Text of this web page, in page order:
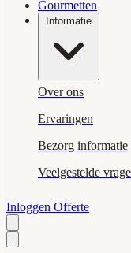
Gourmetten
Informatie
Over ons
Ervaringen
Bezorg informatie
Veelgestelde
Inloggen Offerte